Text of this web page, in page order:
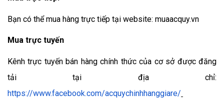
Bạn có thể mua hàng trực tiếp tại website: muaacquy.vn
Mua trực tuyến
Kênh trực tuyến bán hàng chính thức của cơ sở được đăng
tải tại địa chỉ:
https://www.facebook.com/acquychinhhanggiare/